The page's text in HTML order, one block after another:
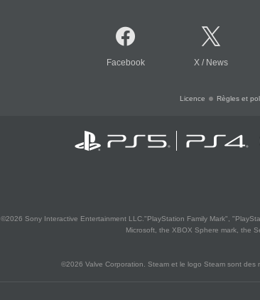
Facebook X / News
Licence Règles et
©2026 Sony Interactive Entertainment LLC."PlayStation Family Mark",
Microsoft, the XBOX Sphere mark, the
©2026 Valve Corporation. Steam et le logo Steam sont